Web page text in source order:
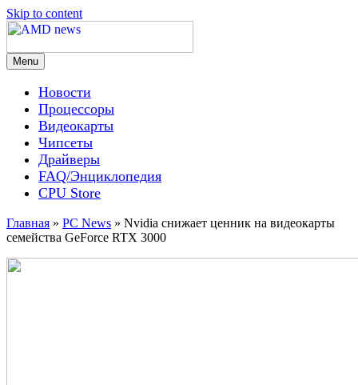
Skip to content
AMD news
Menu
Новости
Процессоры
Видеокарты
Чипсеты
Драйверы
FAQ/Энциклопедия
CPU Store
Главная » PC News » Nvidia снижает ценник на видеокарты
семейства GeForce RTX 3000